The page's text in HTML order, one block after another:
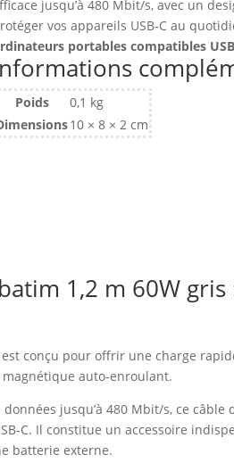
jusqu’à 480 Mbit/s, avec un
vos appareils USB‑C au
portables compatibles
Poids
0,1 kg
10 × 8 × 2 cm
1,2 m 60W
est conçu pour offrir une charge
auto‑enroulant.
jusqu’à 480 Mbit/s, ce
Il constitue un accessoire
batterie externe.